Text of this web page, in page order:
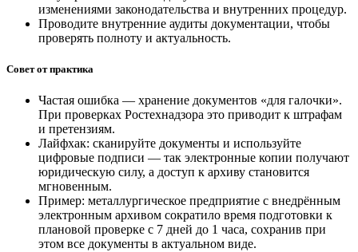
изменениями законодательства и внутренних процедур.
Проводите внутренние аудиты документации, чтобы
проверять полноту и актуальность.
Совет от практика
Частая ошибка — хранение документов «для галочки».
При проверках Ростехнадзора это приводит к штрафам
и претензиям.
Лайфхак: сканируйте документы и используйте
цифровые подписи — так электронные копии получают
юридическую силу, а доступ к архиву становится
мгновенным.
Пример: металлургическое предприятие с внедрённым
электронным архивом сократило время подготовки к
плановой проверке с 7 дней до 1 часа, сохранив при
этом все документы в актуальном виде.